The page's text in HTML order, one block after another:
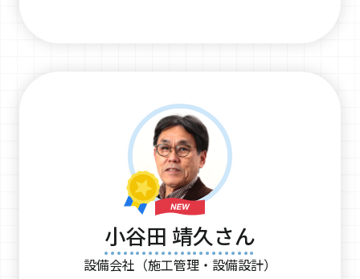
小谷田 靖久さん
設備会社（施工管理・設備設計）